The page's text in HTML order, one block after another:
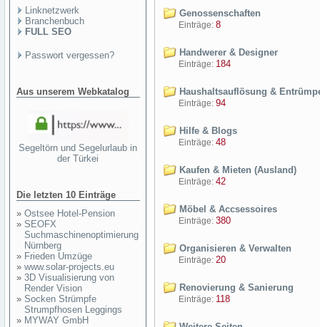
Linknetzwerk
Branchenbuch
FULL SEO
Passwort vergessen?
Aus unserem Webkatalog
Segeltörn und Segelurlaub in
der Türkei
Die letzten 10 Einträge
» Ostsee Hotel-Pension
» SEOFX
Suchmaschinenoptimierung
Nürnberg
» Frieden Umzüge
» www.solar-projects.eu
» 3D Visualisierung von
Render Vision
» Socken Strümpfe
Strumpfhosen Leggings
» MYWAY GmbH
Genossenschaften
Einträge: 8
Handwerer & Designer
Einträge: 184
Haushaltsauflösung &
Einträge: 94
Hilfe & Blogs
Einträge: 48
Kaufen & Mieten (Ausland)
Einträge: 42
Möbel & Accsessoires
Einträge: 380
Organisieren & Verwalten
Einträge: 20
Renovierung & Sanierung
Einträge: 118